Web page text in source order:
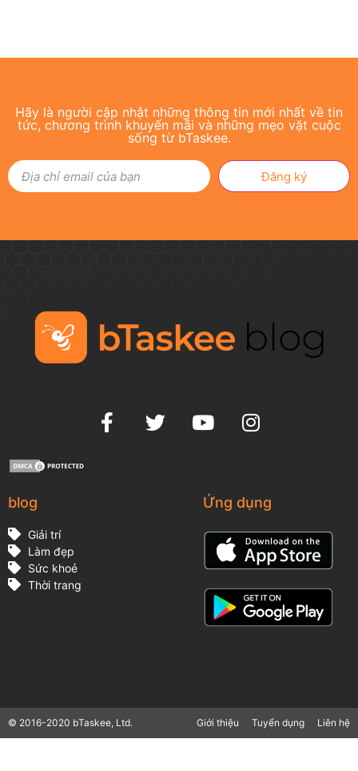
Hãy là người cập nhật những thông tin mới nhất về tin
tức, chương trình khuyến mãi và những mẹo vặt cuộc
sống từ bTaskee.
Đăng ký
blog
Giải trí
Làm đẹp
Sức khoẻ
Thời trang
Ứng dụng
© 2016-2020 bTaskee, Ltd. Giới thiệu Tuyển dụng Liên hệ